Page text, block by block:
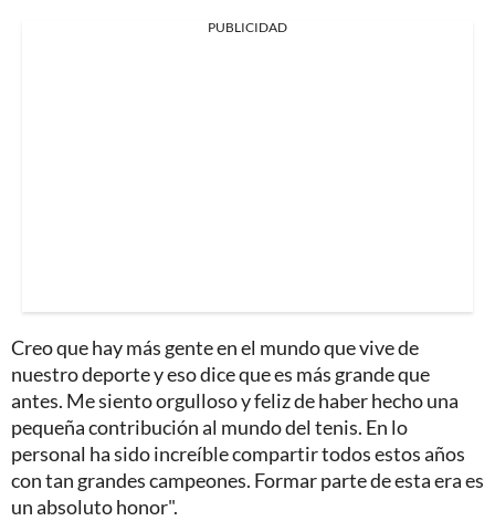
PUBLICIDAD
Creo que hay más gente en el mundo que vive de
nuestro deporte y eso dice que es más grande que
antes. Me siento orgulloso y feliz de haber hecho una
pequeña contribución al mundo del tenis. En lo
personal ha sido increíble compartir todos estos años
con tan grandes campeones. Formar parte de esta era es
un absoluto honor".